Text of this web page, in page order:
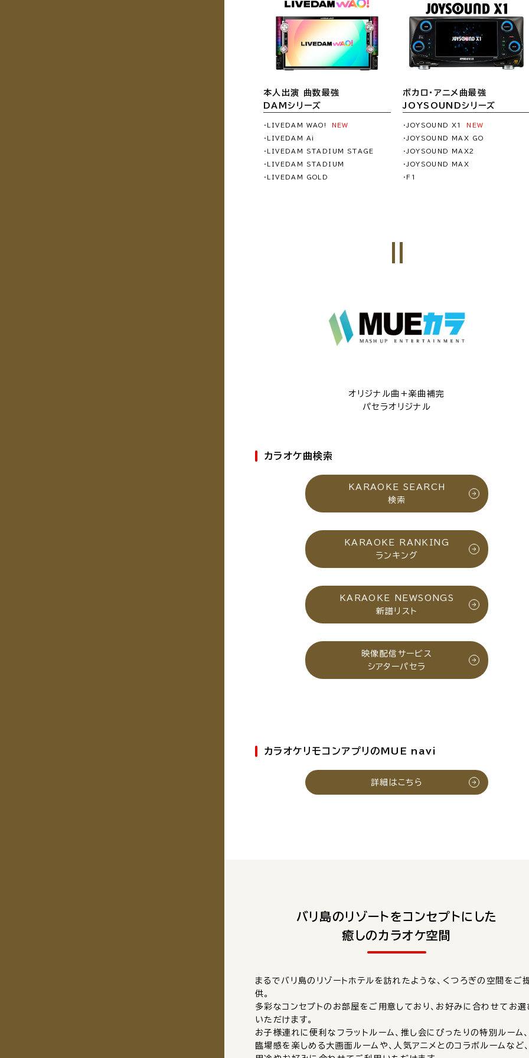
本人出演 曲数最強
DAMシリーズ
・LIVEDAM WAO! NEW
・LIVEDAM Ai
・LIVEDAM STADIUM STAGE
・LIVEDAM STADIUM
・LIVEDAM GOLD
ボカロ・アニメ曲最強
JOYSOUNDシリーズ
・JOYSOUND X1 NEW
・JOYSOUND MAX GO
・JOYSOUND MAX2
・JOYSOUND MAX
・F1
オリジナル曲+楽曲補完
パセラオリジナル
カラオケ曲検索
KARAOKE SEARCH
検索
KARAOKE RANKING
ランキング
KARAOKE NEWSONGS
新譜リスト
映像配信サービス
シアターパセラ
カラオケリモコンアプリのMUE navi
詳細はこちら
バリ島のリゾートをコンセプトにした
癒しのカラオケ空間
まるでバリ島のリゾートホテルを訪れたような、くつろぎの空間をご
供。
多彩なコンセプトのお部屋をご用意しており、お好みに合わせてお選
いただけます。
お子様連れに便利なフラットルーム、推し会にぴったりの特別ルーム、
臨場感を楽しめる大画面ルームや、人気アニメとのコラボルームなど